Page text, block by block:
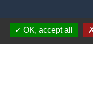
OK, accept all